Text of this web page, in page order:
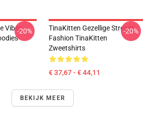
Vibes-20%
TinaKitten Gezellige Stream
Fashion TinaKitten
Zweetshirts
€ 37,67 - € 44,11
-20%
BEKIJK MEER